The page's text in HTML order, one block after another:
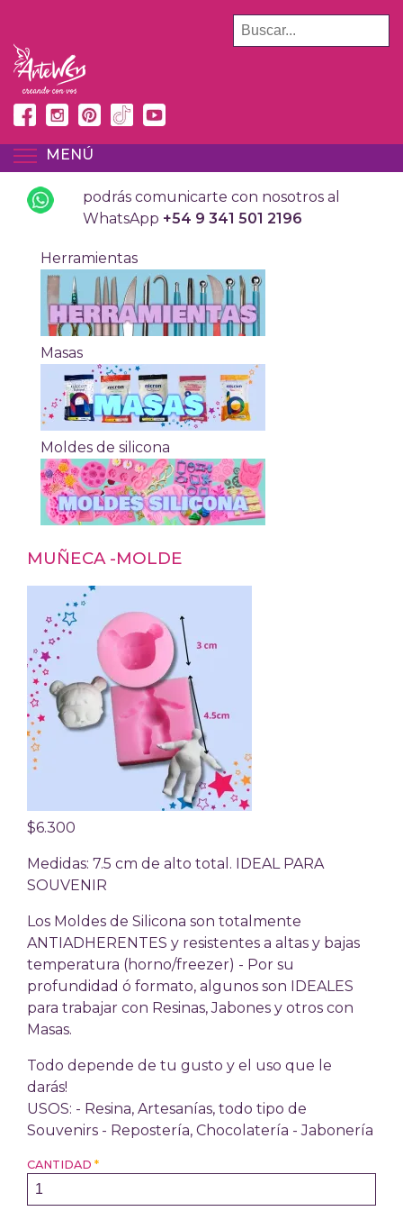
contenido
principal
BUSCAR
MENÚ
podrás comunicarte con nosotros al
WhatsApp +54 9 341 501 2196
Herramientas
Masas
Moldes de silicona
MUÑECA -MOLDE
$6.300
Medidas: 7.5 cm de alto total. IDEAL PARA
SOUVENIR
Los Moldes de Silicona son totalmente
ANTIADHERENTES y resistentes a altas y bajas
temperatura (horno/freezer) - Por su
profundidad ó formato, algunos son IDEALES
para trabajar con Resinas, Jabones y otros con
Masas.
Todo depende de tu gusto y el uso que le
darás!
USOS: - Resina, Artesanías, todo tipo de
Souvenirs - Repostería, Chocolatería - Jabonería
CANTIDAD *